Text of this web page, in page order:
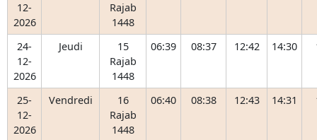
12-
2026
Rajab
1448
24-
12-
2026
Jeudi
15
Rajab
1448
06:39 08:37 12:42 14:30
25-
12-
2026
Vendredi
16
Rajab
1448
06:40 08:38 12:43 14:31